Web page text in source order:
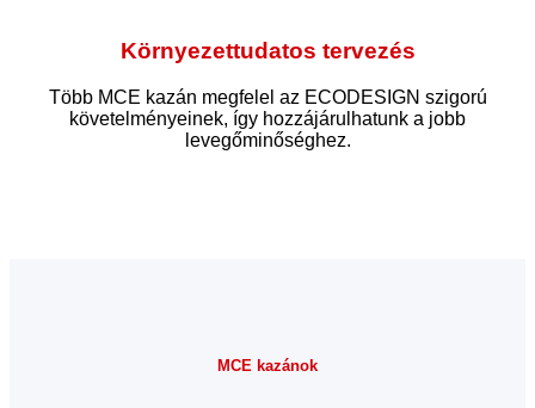
Környezettudatos tervezés
Több MCE kazán megfelel az ECODESIGN szigorú
követelményeinek, így hozzájárulhatunk a jobb
levegőminőséghez.
MCE kazánok